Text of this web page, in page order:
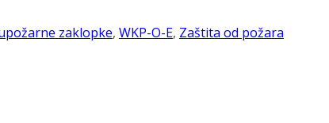
zaklopke, WKP-O-E, Zaštita od požara